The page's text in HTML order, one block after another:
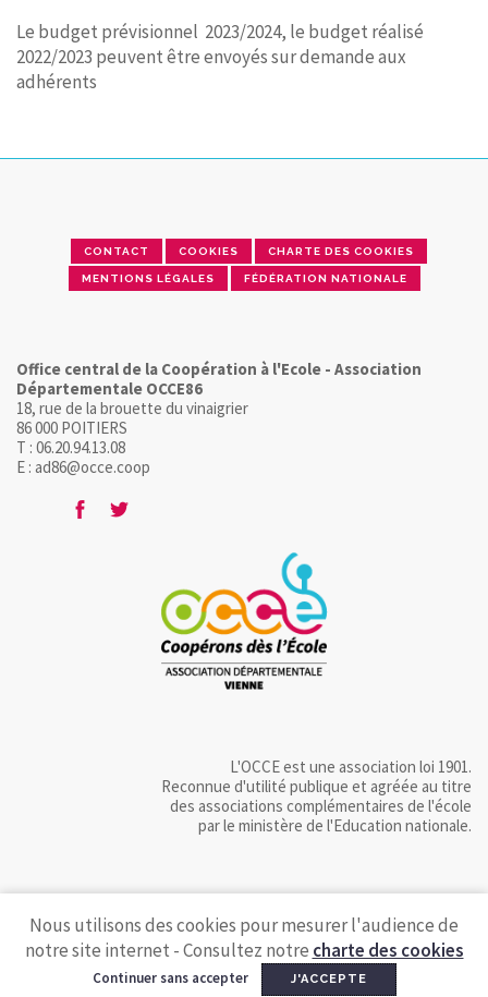
Le budget prévisionnel 2023/2024, le budget réalisé
2022/2023 peuvent être envoyés sur demande aux
adhérents
CONTACT COOKIES CHARTE DES COOKIES
MENTIONS LÉGALES FÉDÉRATION NATIONALE
Office central de la Coopération à l'Ecole - Association
Départementale OCCE86
18, rue de la brouette du vinaigrier
86 000 POITIERS
T : 06.20.94.13.08
E : ad86@occe.coop
L'OCCE est une association loi 1901.
Reconnue d'utilité publique et agréée au titre
des associations complémentaires de l'école
par le ministère de l'Education nationale.
Nous utilisons des cookies pour mesurer l'audience de
notre site internet - Consultez notre charte des cookies
Continuer sans accepter J'ACCEPTE